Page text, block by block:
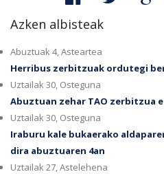
Azken albisteak
Abuztuak 4, Asteartea
Herribus zerbitzuak ordutegi
Uztailak 30, Osteguna
Abuztuan zehar TAO zerbitzua
Uztailak 30, Osteguna
Iraburu kale bukaerako
dira abuztuaren 4an
Uztailak 27, Astelehena